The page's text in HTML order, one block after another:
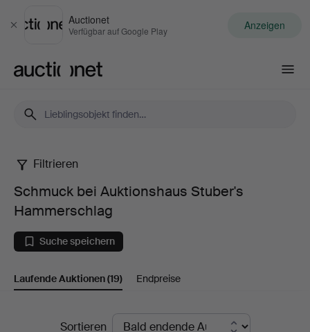
Schließen
Auctionet
Verfügbar auf Google Play Anzeigen
Schmuck
bei
Auktionshaus
Stuber's
Filtrieren
Schmuck bei Auktionshaus Stuber's
Hammerschlag
Suche speichern
Laufende Auktionen(19) Endpreise
LaufendeSortieren